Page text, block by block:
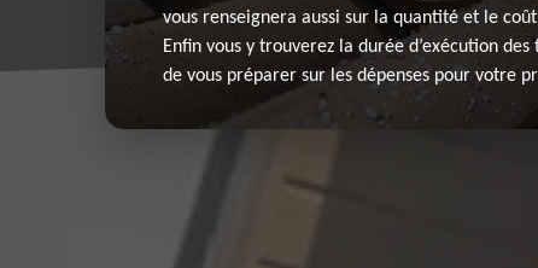
vous renseignera aussi sur la quantité et le
Enfin vous y trouverez la durée d’exécution
de vous préparer sur les dépenses pour votre